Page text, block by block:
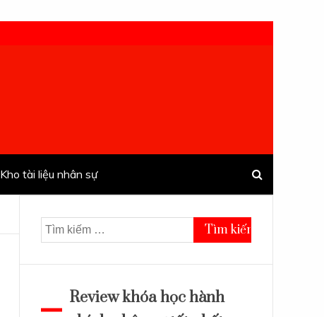
Kho tài liệu nhân sự
Tìm
kiếm
cho:
Review khóa học hành